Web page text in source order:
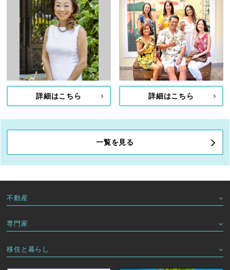
詳細はこちら 詳細はこちら
一覧を見る
不動産
専門家
移住と暮らし